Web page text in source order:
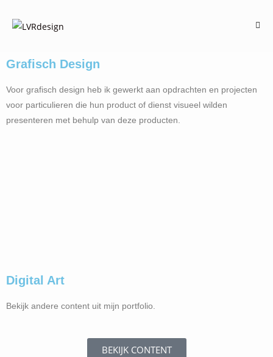
Grafisch Design
Voor grafisch design heb ik gewerkt aan opdrachten en projecten
voor particulieren die hun product of dienst visueel wilden
presenteren met behulp van deze producten.
Logo video
Presentatie
Digital Art
Bekijk andere content uit mijn portfolio.
BEKIJK CONTENT